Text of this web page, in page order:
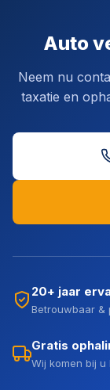
Auto
Neem nu
taxatie en
20+ jaar
Betrouwbaar &
Gratis
Wij komen bij u